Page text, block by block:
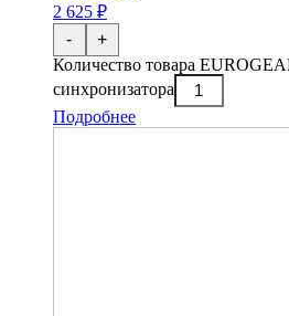
2 625 ₽
-
Количество товара
синхронизатора
+
Подробнее